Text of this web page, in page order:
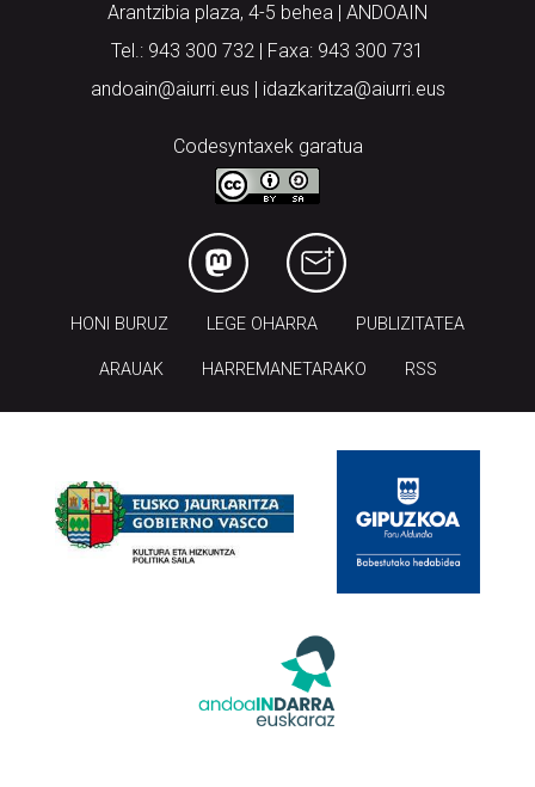
Arantzibia plaza, 4-5 behea | ANDOAIN
Tel.: 943 300 732 | Faxa: 943 300 731
andoain@aiurri.eus | idazkaritza@aiurri.eus
Codesyntaxek garatua
HONI BURUZ LEGE OHARRA PUBLIZITATEA
ARAUAK HARREMANETARAKO RSS